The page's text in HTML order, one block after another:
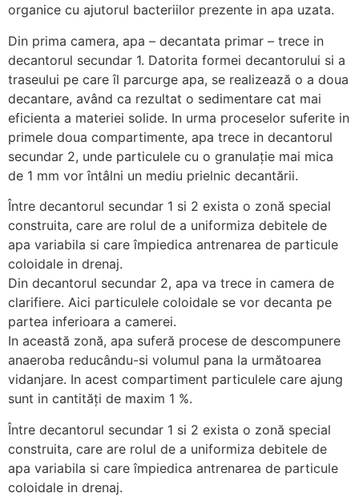
organice cu ajutorul bacteriilor prezente in apa uzata.
Din prima camera, apa – decantata primar – trece in
decantorul secundar 1. Datorita formei decantorului si a
traseului pe care îl parcurge apa, se realizează o a doua
decantare, având ca rezultat o sedimentare cat mai
eficienta a materiei solide. In urma proceselor suferite in
primele doua compartimente, apa trece in decantorul
secundar 2, unde particulele cu o granulație mai mica
de 1 mm vor întâlni un mediu prielnic decantării.
Între decantorul secundar 1 si 2 exista o zonă special
construita, care are rolul de a uniformiza debitele de
apa variabila si care împiedica antrenarea de particule
coloidale in drenaj.
Din decantorul secundar 2, apa va trece in camera de
clarifiere. Aici particulele coloidale se vor decanta pe
partea inferioara a camerei.
In această zonă, apa suferă procese de descompunere
anaeroba reducându-si volumul pana la următoarea
vidanjare. In acest compartiment particulele care ajung
sunt in cantități de maxim 1 %.
Între decantorul secundar 1 si 2 exista o zonă special
construita, care are rolul de a uniformiza debitele de
apa variabila si care împiedica antrenarea de particule
coloidale in drenaj.